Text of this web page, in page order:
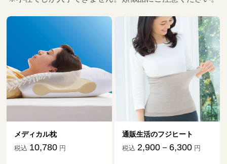
メディカル枕
税込 10,780 円
通販生活のフジヒート
税込 2,900－6,300 円